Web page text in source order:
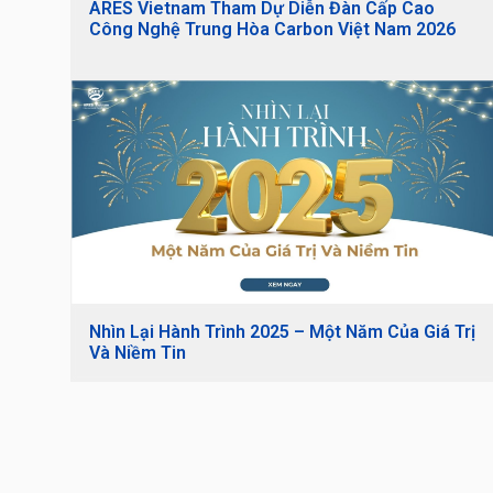
ARES Vietnam Tham Dự Diễn Đàn Cấp Cao
Công Nghệ Trung Hòa Carbon Việt Nam 2026
Nhìn Lại Hành Trình 2025 – Một Năm Của Giá Trị
Và Niềm Tin